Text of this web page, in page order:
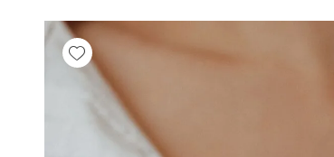
Add wishlist